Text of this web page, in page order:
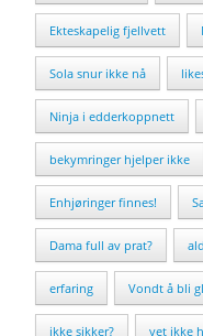
Ekteskapelig fjellvett
Sola snur ikke nå
Ninja i edderkoppnett
bekymringer hjelper ikke
Enhjøringer finnes!
Dama full av prat?
erfaring Vondt å bli
ikke sikker? vet ikke